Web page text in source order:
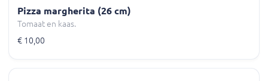
Pizza margherita (26 cm)
Tomaat en kaas.
€ 10,00